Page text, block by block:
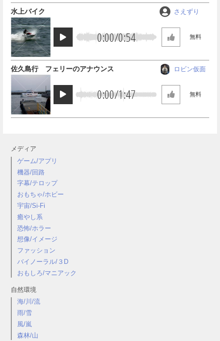
メディア
ゲーム/アプリ
機器/回路
字幕/テロップ
おもちゃ/ホビー
宇宙/Si-Fi
癒やし系
恐怖/ホラー
想像/イメージ
ファッション
バイノーラル/３D
おもしろ/マニアック
自然環境
海/川/流
雨/雪
風/嵐
森林/山
0:00/0:54
水上バイク さえずり
無料
0:00/1:47
佐久島行 フェリーのアナウンス ロビン仮面
無料